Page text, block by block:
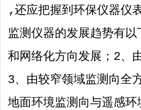
‚还应把握到环保仪器仪
监测仪器的发展趋势有以
和网络化方向发展； 2、
3、由较窄领域监测向全
地面环境监测向与遥感